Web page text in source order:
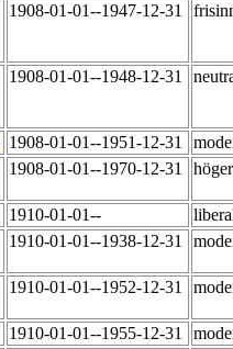
1908-01-01--1947-12-31
1908-01-01--1948-12-31
1908-01-01--1951-12-31
1908-01-01--1970-12-31
1910-01-01--
1910-01-01--1938-12-31
1910-01-01--1952-12-31
1910-01-01--1955-12-31